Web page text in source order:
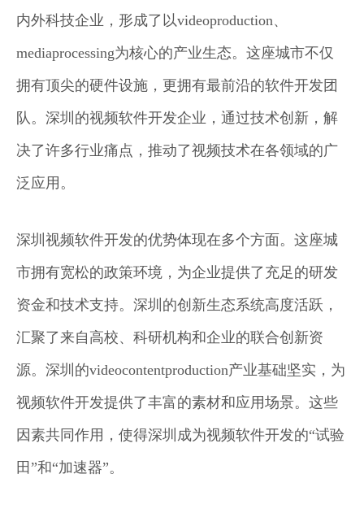
内外科技企业，形成了以videoproduction、
mediaprocessing为核心的产业生态。这座城市不仅
拥有顶尖的硬件设施，更拥有最前沿的软件开发团
队。深圳的视频软件开发企业，通过技术创新，解
决了许多行业痛点，推动了视频技术在各领域的广
泛应用。
深圳视频软件开发的优势体现在多个方面。这座城
市拥有宽松的政策环境，为企业提供了充足的研发
资金和技术支持。深圳的创新生态系统高度活跃，
汇聚了来自高校、科研机构和企业的联合创新资
源。深圳的videocontentproduction产业基础坚实，为
视频软件开发提供了丰富的素材和应用场景。这些
因素共同作用，使得深圳成为视频软件开发的“试验
田”和“加速器”。